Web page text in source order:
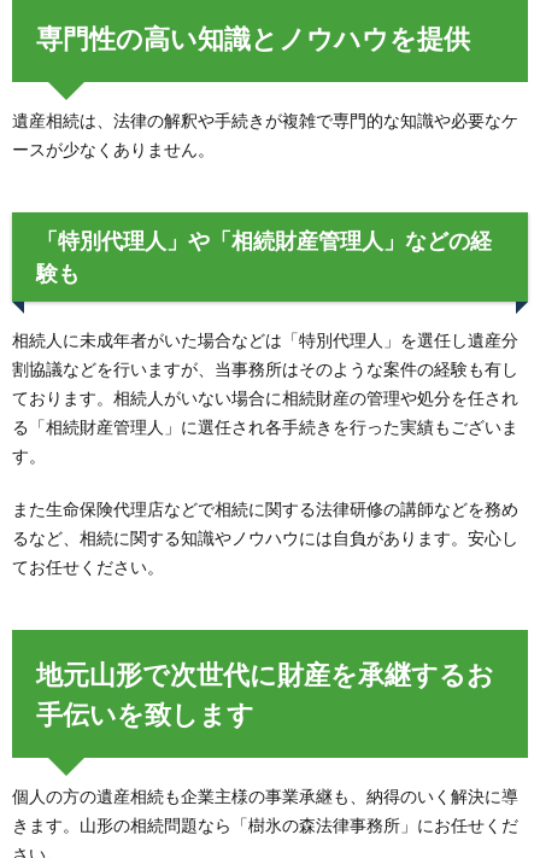
専門性の高い知識とノウハウを提供
遺産相続は、法律の解釈や手続きが複雑で専門的な知識や必要なケ
ースが少なくありません。
「特別代理人」や「相続財産管理人」などの経
験も
相続人に未成年者がいた場合などは「特別代理人」を選任し遺産分
割協議などを行いますが、当事務所はそのような案件の経験も有し
ております。相続人がいない場合に相続財産の管理や処分を任され
る「相続財産管理人」に選任され各手続きを行った実績もございま
す。
また生命保険代理店などで相続に関する法律研修の講師などを務め
るなど、相続に関する知識やノウハウには自負があります。安心し
てお任せください。
地元山形で次世代に財産を承継するお
手伝いを致します
個人の方の遺産相続も企業主様の事業承継も、納得のいく解決に導
きます。山形の相続問題なら「樹氷の森法律事務所」にお任せくだ
さい。